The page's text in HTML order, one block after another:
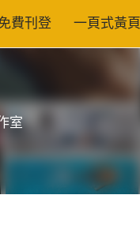
費刊登 一頁式黃頁
室